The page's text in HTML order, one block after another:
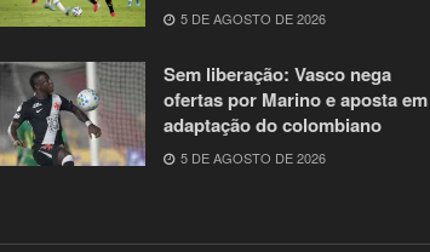
5 DE AGOSTO DE 2026
Sem liberação: Vasco nega
ofertas por Marino e aposta em
adaptação do colombiano
5 DE AGOSTO DE 2026